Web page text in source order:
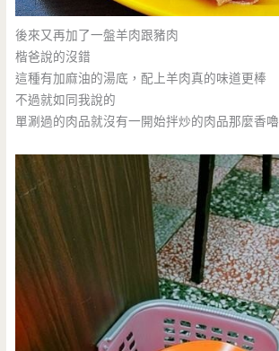
後來又再加了一盤羊肉跟豬肉
楷爸說的沒錯
這種有加麻油的湯底，配上羊肉真的味道更棒
不過就如同我說的
單涮過的肉品就沒有一開始拌炒的肉品那麼香嚕